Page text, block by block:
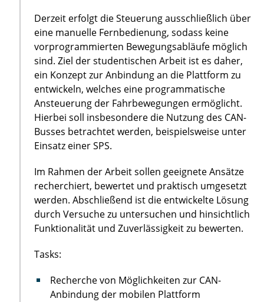
Derzeit erfolgt die Steuerung ausschließlich über
eine manuelle Fernbedienung, sodass keine
vorprogrammierten Bewegungsabläufe möglich
sind. Ziel der studentischen Arbeit ist es daher,
ein Konzept zur Anbindung an die Plattform zu
entwickeln, welches eine programmatische
Ansteuerung der Fahrbewegungen ermöglicht.
Hierbei soll insbesondere die Nutzung des CAN-
Busses betrachtet werden, beispielsweise unter
Einsatz einer SPS.
Im Rahmen der Arbeit sollen geeignete Ansätze
recherchiert, bewertet und praktisch umgesetzt
werden. Abschließend ist die entwickelte Lösung
durch Versuche zu untersuchen und hinsichtlich
Funktionalität und Zuverlässigkeit zu bewerten.
Tasks:
Recherche von Möglichkeiten zur CAN-
Anbindung der mobilen Plattform